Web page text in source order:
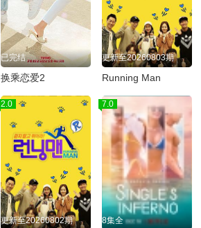
已完结
换乘恋爱2
更新至20260803期
Running Man
2.0
更新至20260802期
7.0
8集全